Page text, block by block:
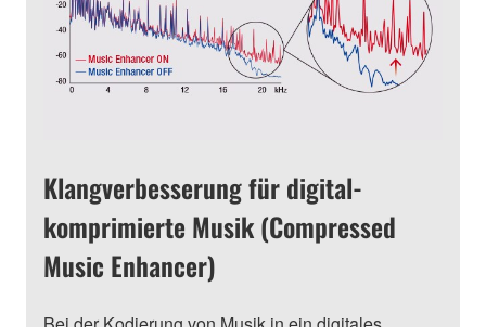
Klangverbesserung für digital-
komprimierte Musik (Compressed
Music Enhancer)